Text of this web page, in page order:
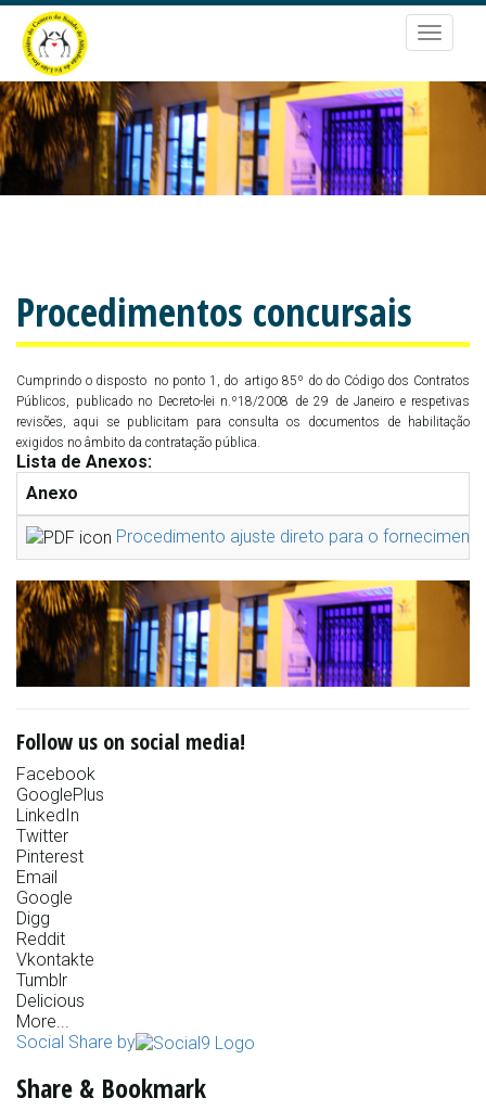
Passar
para
conteúdo
principal
Toggle
Procedimentos concursais
Cumprindo o disposto no ponto 1, do artigo 85º do do Código dos Contratos
Públicos, publicado no Decreto-lei n.º18/2008 de 29 de Janeiro e respetivas
revisões, aqui se publicitam para consulta os documentos de habilitação
exigidos no âmbito da contratação pública.
Lista de Anexos:
Anexo
Procedimento ajuste direto para o
Follow us on social media!
Facebook
GooglePlus
LinkedIn
Twitter
Pinterest
Email
Google
Digg
Reddit
Vkontakte
Tumblr
Delicious
More...
Social Share by
Share & Bookmark